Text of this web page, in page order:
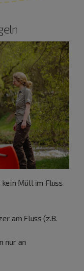
kein Müll im Fluss
am Fluss (z.B.
nur an